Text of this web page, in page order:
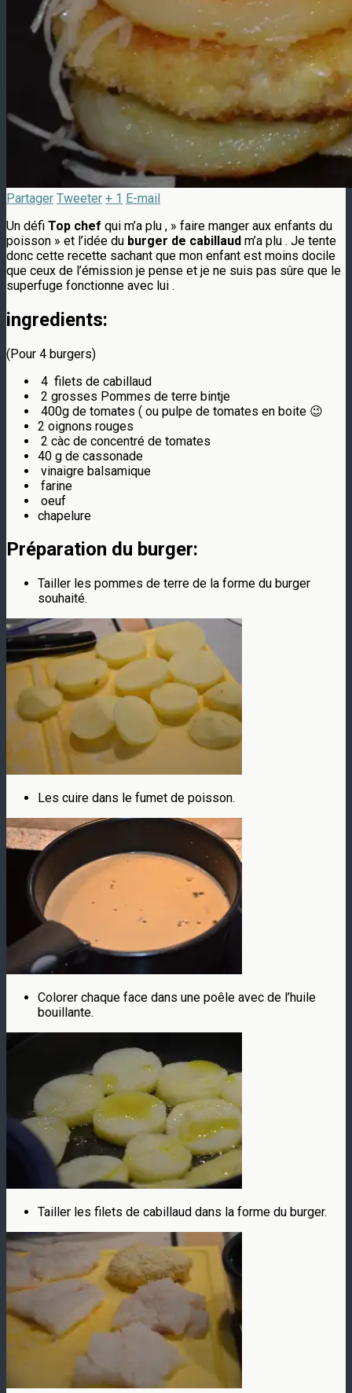
Partager Tweeter + 1 E-mail
Un défi Top chef qui m’a plu , » faire manger aux enfants du
poisson » et l’idée du burger de cabillaud m’a plu . Je tente
donc cette recette sachant que mon enfant est moins docile
que ceux de l’émission je pense et je ne suis pas sûre que le
superfuge fonctionne avec lui .
ingredients:
(Pour 4 burgers)
4 filets de cabillaud
2 grosses Pommes de terre bintje
400g de tomates ( ou pulpe de tomates en boite 😉
2 oignons rouges
2 càc de concentré de tomates
40 g de cassonade
vinaigre balsamique
farine
oeuf
chapelure
Préparation du burger:
Tailler les pommes de terre de la forme du burger
souhaité.
Les cuire dans le fumet de poisson.
Colorer chaque face dans une poêle avec de l’huile
bouillante.
Tailler les filets de cabillaud dans la forme du burger.